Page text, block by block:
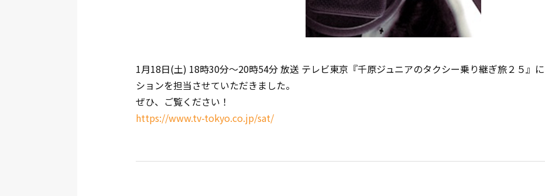
1月18日(土) 18時30分～20時54分 放送 テレビ東京『千原ジュニアのタクシー乗り継ぎ旅２５』
ションを担当させていただきました。
ぜひ、ご覧ください！
https://www.tv-tokyo.co.jp/sat/